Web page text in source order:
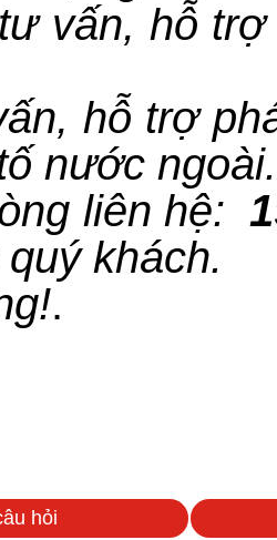
vấn, hỗ
hỗ trợ
nước ngoài.
liên hệ:
khách.
.
hỏi